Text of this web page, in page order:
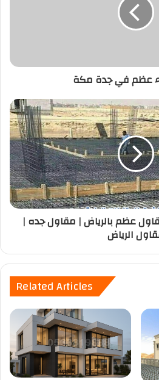
عظم في جدة مكة
عظم بالرياض | مقاول جده |
الرياض
Related Articles